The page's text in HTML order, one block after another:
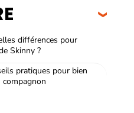
différences pour
Skinny ?
pratiques pour bien